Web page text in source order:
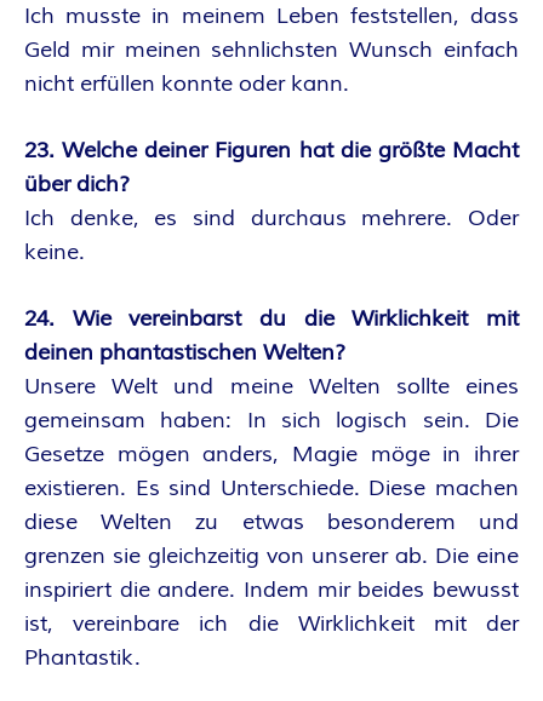
Ich musste in meinem Leben feststellen, dass
Geld mir meinen sehnlichsten Wunsch einfach
nicht erfüllen konnte oder kann.
23. Welche deiner Figuren hat die größte Macht
über dich?
Ich denke, es sind durchaus mehrere. Oder
keine.
24. Wie vereinbarst du die Wirklichkeit mit
deinen phantastischen Welten?
Unsere Welt und meine Welten sollte eines
gemeinsam haben: In sich logisch sein. Die
Gesetze mögen anders, Magie möge in ihrer
existieren. Es sind Unterschiede. Diese machen
diese Welten zu etwas besonderem und
grenzen sie gleichzeitig von unserer ab. Die eine
inspiriert die andere. Indem mir beides bewusst
ist, vereinbare ich die Wirklichkeit mit der
Phantastik.